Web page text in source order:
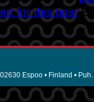
for this post
Espoo • Finland •